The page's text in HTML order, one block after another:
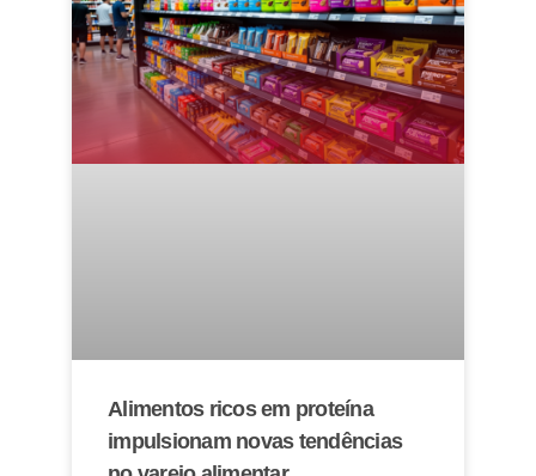
Alimentos ricos em proteína
impulsionam novas tendências